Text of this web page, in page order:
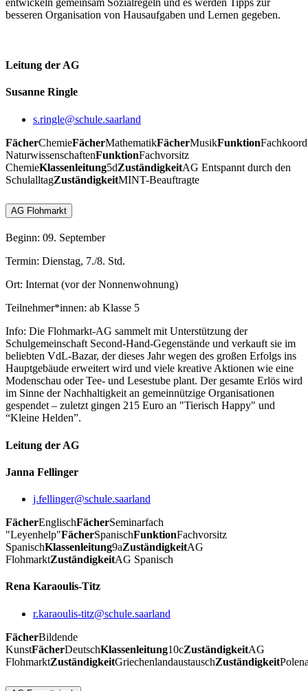
besseren Organisation von Hausaufgaben und Lernen gegeben.
Leitung der AG
Susanne Ringle
s.ringle@schule.saarland
FächerChemieFächerMathematikFächerMusikFunktion
NaturwissenschaftenFunktionFachvorsitz
ChemieKlassenleitung5dZuständigkeitAG Entspannt durch den
SchulalltagZuständigkeitMINT-Beauftragte
AG Flohmarkt
Beginn: 09. September
Termin: Dienstag, 7./8. Std.
Ort: Internat (vor der Nonnenwohnung)
Teilnehmer*innen: ab Klasse 5
Info: Die Flohmarkt-AG sammelt mit Unterstützung der
Schulgemeinschaft Second-Hand-Gegenstände und verkauft sie im
beliebten VdL-Bazar, der dieses Jahr wegen des großen Erfolgs ins
Hauptgebäude erweitert wird und viele kreative Aktionen wie eine
Modenschau oder Tee- und Lesestube plant. Der gesamte Erlös wird
im Sinne der Nachhaltigkeit an gemeinnützige Organisationen
gespendet – zuletzt gingen 215 Euro an "Tierisch Happy" und
“Kleine Helden”.
Leitung der AG
Janna Fellinger
j.fellinger@schule.saarland
FächerEnglischFächerSeminarfach
"Leyenhelp"FächerSpanischFunktionFachvorsitz
SpanischKlassenleitung9aZuständigkeitAG
FlohmarktZuständigkeitAG Spanisch
Rena Karaoulis-Titz
r.karaoulis-titz@schule.saarland
FächerBildende
KunstFächerDeutschKlassenleitung10cZuständigkeitAG
FlohmarktZuständigkeitGriechenlandaustauschZuständigkeit